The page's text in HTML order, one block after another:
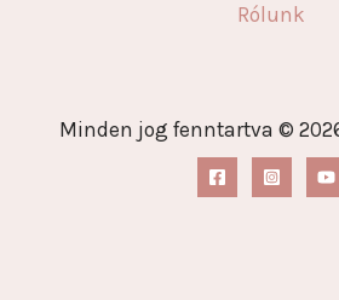
Rólunk
Minden jog fenntartva ©